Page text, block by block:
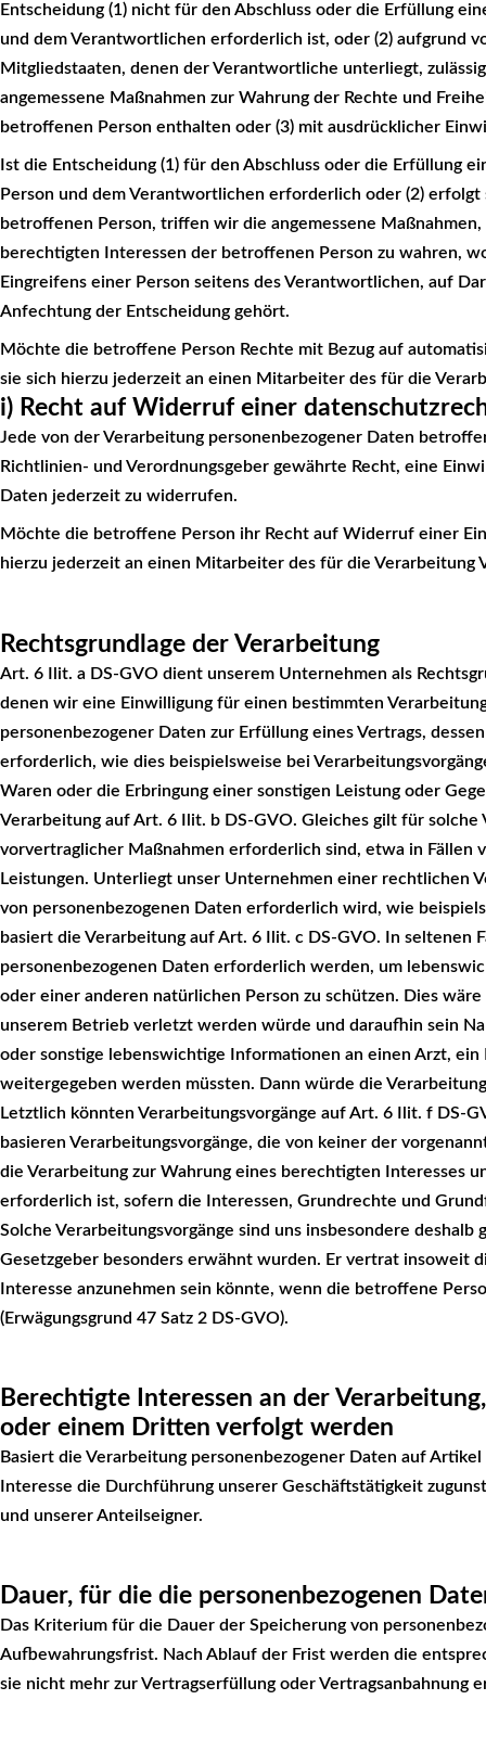
Entscheidung (1) nicht für den Abschluss oder die Erfüllung
und dem Verantwortlichen erforderlich ist, oder (2) aufgrund
Mitgliedstaaten, denen der Verantwortliche unterliegt,
angemessene Maßnahmen zur Wahrung der Rechte und
betroffenen Person enthalten oder (3) mit ausdrücklicher
Ist die Entscheidung (1) für den Abschluss oder die Erfüllung
Person und dem Verantwortlichen erforderlich oder (2)
betroffenen Person, triffen wir die angemessene
berechtigten Interessen der betroffenen Person zu wahren,
Eingreifens einer Person seitens des Verantwortlichen, auf
Anfechtung der Entscheidung gehört.
Möchte die betroffene Person Rechte mit Bezug auf
sie sich hierzu jederzeit an einen Mitarbeiter des für die
i) Recht auf Widerruf einer
Jede von der Verarbeitung personenbezogener Daten
Richtlinien- und Verordnungsgeber gewährte Recht, eine
Daten jederzeit zu widerrufen.
Möchte die betroffene Person ihr Recht auf Widerruf einer
hierzu jederzeit an einen Mitarbeiter des für die Verarbeitung
Rechtsgrundlage der Verarbeitung
Art. 6 Ilit. a DS-GVO dient unserem Unternehmen als
denen wir eine Einwilligung für einen bestimmten
personenbezogener Daten zur Erfüllung eines Vertrags,
erforderlich, wie dies beispielsweise bei
Waren oder die Erbringung einer sonstigen Leistung oder
Verarbeitung auf Art. 6 Ilit. b DS-GVO. Gleiches gilt für
vorvertraglicher Maßnahmen erforderlich sind, etwa in Fällen
Leistungen. Unterliegt unser Unternehmen einer rechtlichen
von personenbezogenen Daten erforderlich wird, wie
basiert die Verarbeitung auf Art. 6 Ilit. c DS-GVO. In seltenen
personenbezogenen Daten erforderlich werden, um
oder einer anderen natürlichen Person zu schützen. Dies
unserem Betrieb verletzt werden würde und daraufhin sein
oder sonstige lebenswichtige Informationen an einen Arzt,
weitergegeben werden müssten. Dann würde die
Letztlich könnten Verarbeitungsvorgänge auf Art. 6 Ilit. f DS-
basieren Verarbeitungsvorgänge, die von keiner der
die Verarbeitung zur Wahrung eines berechtigten Interesses
erforderlich ist, sofern die Interessen, Grundrechte und
Solche Verarbeitungsvorgänge sind uns insbesondere
Gesetzgeber besonders erwähnt wurden. Er vertrat insoweit
Interesse anzunehmen sein könnte, wenn die betroffene
(Erwägungsgrund 47 Satz 2 DS-GVO).
Berechtigte Interessen an der
oder einem Dritten verfolgt werden
Basiert die Verarbeitung personenbezogener Daten auf
Interesse die Durchführung unserer Geschäftstätigkeit
und unserer Anteilseigner.
Dauer, für die die personenbezogenen
Das Kriterium für die Dauer der Speicherung von
Aufbewahrungsfrist. Nach Ablauf der Frist werden die
sie nicht mehr zur Vertragserfüllung oder Vertragsanbahnung